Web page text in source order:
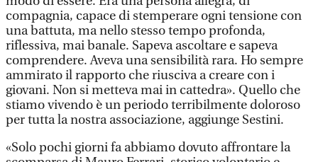
compagnia, capace di stemperare ogni tensione con
una battuta, ma nello stesso tempo profonda,
riflessiva, mai banale. Sapeva ascoltare e sapeva
comprendere. Aveva una sensibilità rara. Ho sempre
ammirato il rapporto che riusciva a creare con i
giovani. Non si metteva mai in cattedra». Quello che
stiamo vivendo è un periodo terribilmente doloroso
per tutta la nostra associazione, aggiunge Sestini.
«Solo pochi giorni fa abbiamo dovuto affrontare la